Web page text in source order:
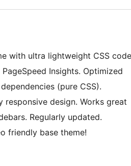
with ultra lightweight CSS code
Insights. Optimized
(pure CSS).
design. Works great
Regularly updated.
friendly base theme!